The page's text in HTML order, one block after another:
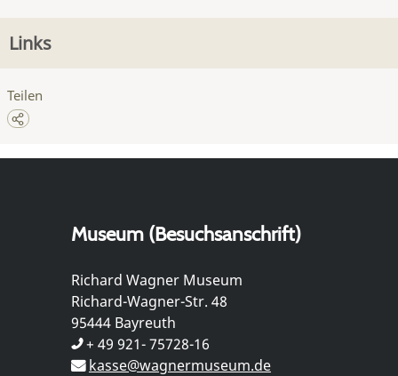
Links
Teilen
Museum (Besuchsanschrift)
Richard Wagner Museum
Richard-Wagner-Str. 48
95444 Bayreuth
+ 49 921- 75728-16
kasse@wagnermuseum.de